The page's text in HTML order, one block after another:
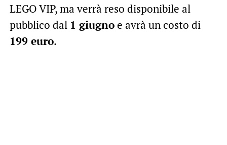
LEGO VIP, ma verrà reso disponibile al
pubblico dal 1 giugnoe avrà un costo di
199 euro.